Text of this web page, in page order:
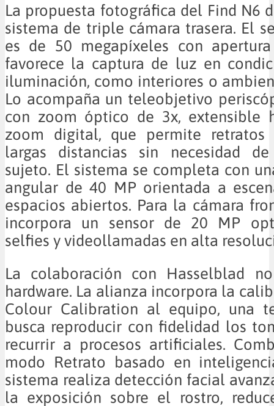
La propuesta fotográfica del Find N6
sistema de triple cámara trasera. El
es de 50 megapíxeles con
favorece la captura de luz en
iluminación, como interiores o
Lo acompaña un teleobjetivo
con zoom óptico de 3x, extensible
zoom digital, que permite retratos
largas distancias sin necesidad
sujeto. El sistema se completa con
angular de 40 MP orientada a
espacios abiertos. Para la cámara
incorpora un sensor de 20 MP
selfies y videollamadas en alta
La colaboración con Hasselblad
hardware. La alianza incorpora la
Colour Calibration al equipo, una
busca reproducir con fidelidad los
recurrir a procesos artificiales.
modo Retrato basado en
sistema realiza detección facial
la exposición sobre el rostro,